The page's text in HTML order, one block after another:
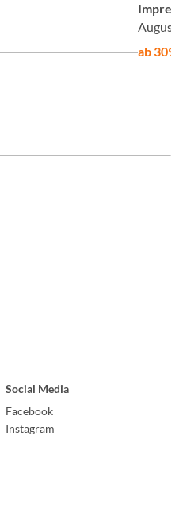
August
ab
Social Media
Facebook
Instagram